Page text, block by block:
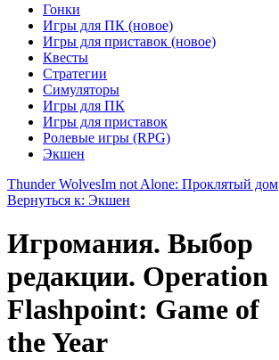
Гонки
Игры для ПК (новое)
Игры для приставок (новое)
Квесты
Стратегии
Симуляторы
Игры для ПК
Игры для приставок
Ролевые игры (RPG)
Экшен
Thunder WolvesIm not Alone: Проклятый дом
Вернуться к: Экшен
Игромания. Выбор
редакции. Operation
Flashpoint: Game of
the Year